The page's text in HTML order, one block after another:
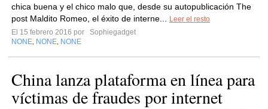
chica buena y el chico malo que, desde su autopublicación The
post Maldito Romeo, el éxito de interne...
Leer el resto
El 15 febrero 2016 por
Sophiegadget
NONE NONE NONE
China lanza plataforma en línea para
víctimas de fraudes por internet